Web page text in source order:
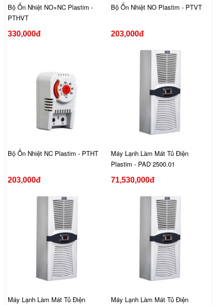
Bộ Ổn Nhiệt NO+NC Plastim -
PTHVT
330,000đ
Bộ Ổn Nhiệt NO Plastim - PTVT
203,000đ
Bộ Ổn Nhiệt NC Plastim - PTHT
203,000đ
Máy Lạnh Làm Mát Tủ Điện
Plastim - PAD 2500.01
71,530,000đ
Máy Lạnh Làm Mát Tủ Điện
Máy Lạnh Làm Mát Tủ Điện